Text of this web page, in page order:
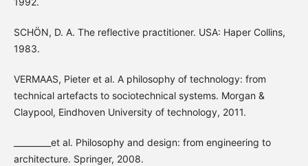
SCHÖN, D. A. The reflective practitioner. USA: Haper Collins,
1983.
VERMAAS, Pieter et al. A philosophy of technology: from
technical artefacts to sociotechnical systems. Morgan &
Claypool, Eindhoven University of technology, 2011.
_________et al. Philosophy and design: from engineering to
architecture. Springer, 2008.